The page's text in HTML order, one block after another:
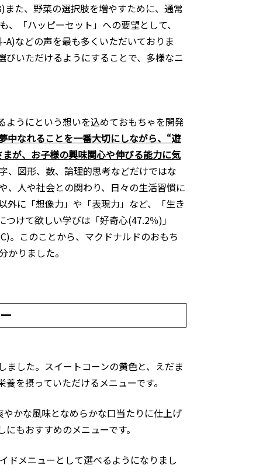
た、野菜の選択肢を増やすために、通常
「ハッピーセット」への要望として、
A)などの声を最も多くいただいておりま
いただけるようにすることで、多様なニ
ようにという想いを込めておもちゃを開発
中なれることを一番大切にしながら、“遊
が、お子様の興味関心や伸びる能力に気
、図形、数、論理的思考などだけではな
、人や社会との関わり、日々の生活習慣に
外に「想像力」や「表現力」など、「生き
けて欲しい学びは「好奇心(47.2％)」
。このことから、マクドナルドのおもち
りました。
した。スイートコーンの黄色と、えだま
を摂っていただけるメニューです。
かな風味となめらかな口当たりに仕上げ
もおすすめのメニューです。
ドメニューとして選べるようになりまし